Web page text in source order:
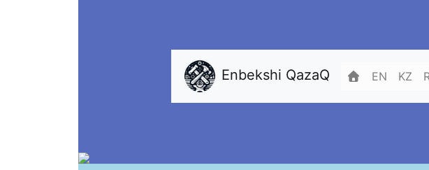
Enbekshi QazaQ EN KZ